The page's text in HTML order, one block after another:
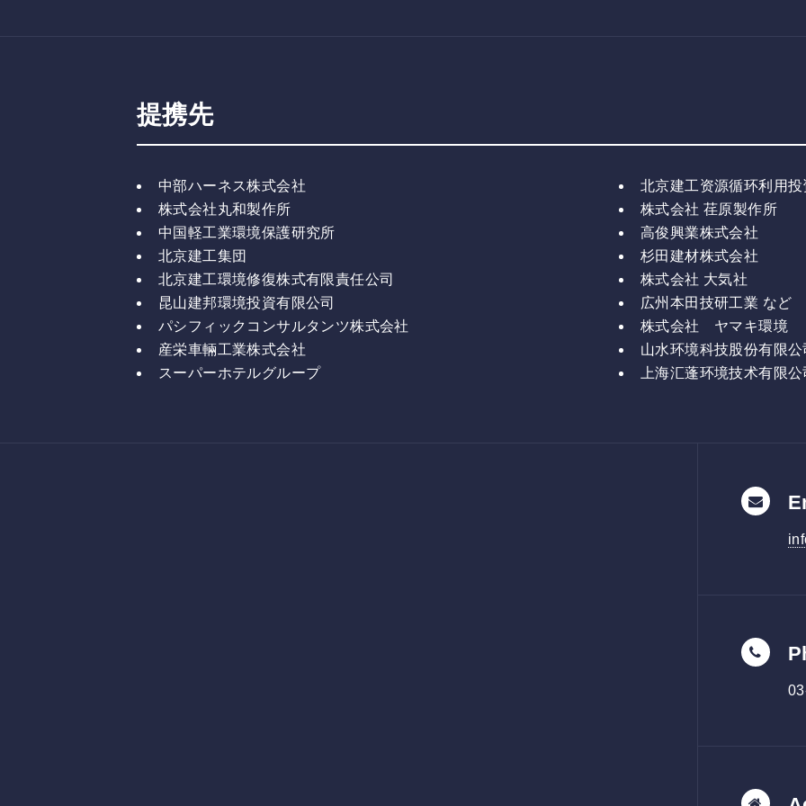
提携先
中部ハーネス株式会社
株式会社丸和製作所
中国軽工業環境保護研究所
北京建工集団
北京建工環境修復株式有限責任公司
昆山建邦環境投資有限公司
パシフィックコンサルタンツ株式会社
産栄車輛工業株式会社
スーパーホテルグループ
北京建工资源循环利用投
株式会社 荏原製作所
高俊興業株式会社
杉田建材株式会社
株式会社 大気社
広州本田技研工業 など
株式会社 ヤマキ環境
山水环境科技股份有限公
上海汇蓬环境技术有限公